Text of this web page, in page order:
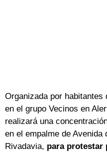
Organizada por
en el grupo Vecinos en
realizará una
en el empalme de Avenida
Rivadavia, para protestar